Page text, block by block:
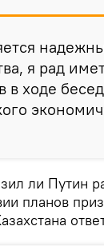
я рад
в ходе
ли Путин
планов